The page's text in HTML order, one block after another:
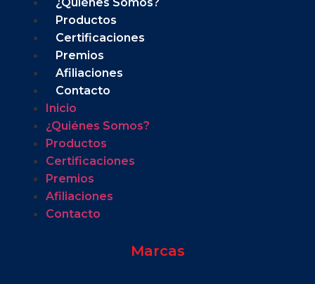
¿Quiénes Somos?
Productos
Certificaciones
Premios
Afiliaciones
Contacto
Inicio
¿Quiénes Somos?
Productos
Certificaciones
Premios
Afiliaciones
Contacto
Marcas